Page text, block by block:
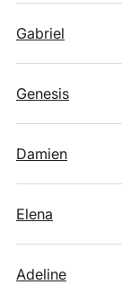
Gabriel
Genesis
Damien
Elena
Adeline